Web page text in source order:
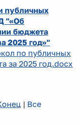
публичных
"«Об
бюджета
2025 год»"
по публичных
за 2025 год.docx
| Все